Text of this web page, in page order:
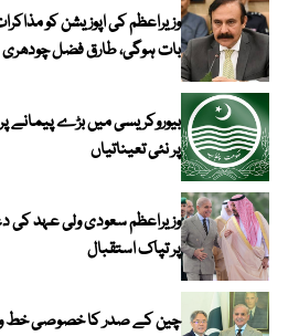
وزیراعظم کی اپوزیشن کو
بات ہوگی، طارق فضل چودھری
بیوروکریسی میں بڑے پیمانے
پر نئی تعیناتیاں
وزیراعظم سعودی ولی عہد
پر تپاک استقبال
چین کے صدر کا خصوصی خط